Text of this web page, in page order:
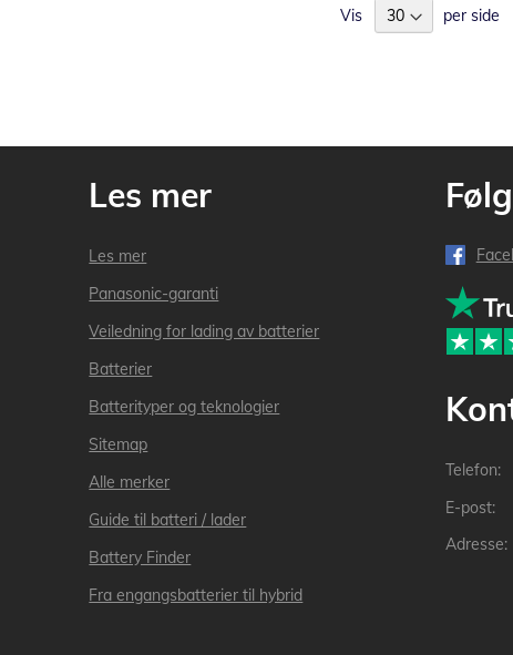
Vis per side
Les mer
Les mer
Panasonic-garanti
Veiledning for lading av batterier
Batterier
Batterityper og teknologier
Sitemap
Alle merker
Guide til batteri / lader
Battery Finder
Fra engangsbatterier til hybrid